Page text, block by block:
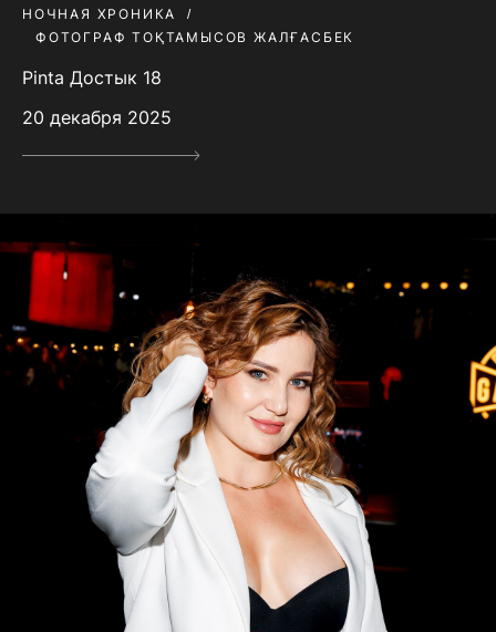
НОЧНАЯ ХРОНИКА
ФОТОГРАФ ТОҚТАМЫСОВ ЖАЛҒАСБЕК
Pinta Достык 18
20 декабря 2025